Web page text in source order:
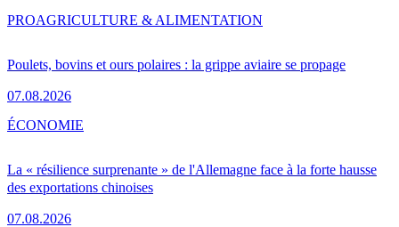
Poulets, bovins et ours polaires : la grippe aviaire se propage
07.08.2026
PROAGRICULTURE & ALIMENTATION
La « résilience surprenante » de l'Allemagne face à la forte hausse
des exportations chinoises
07.08.2026
ÉCONOMIE